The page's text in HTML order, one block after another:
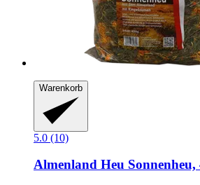
Warenkorb
5.0 (10)
Almenland Heu Sonnenheu,